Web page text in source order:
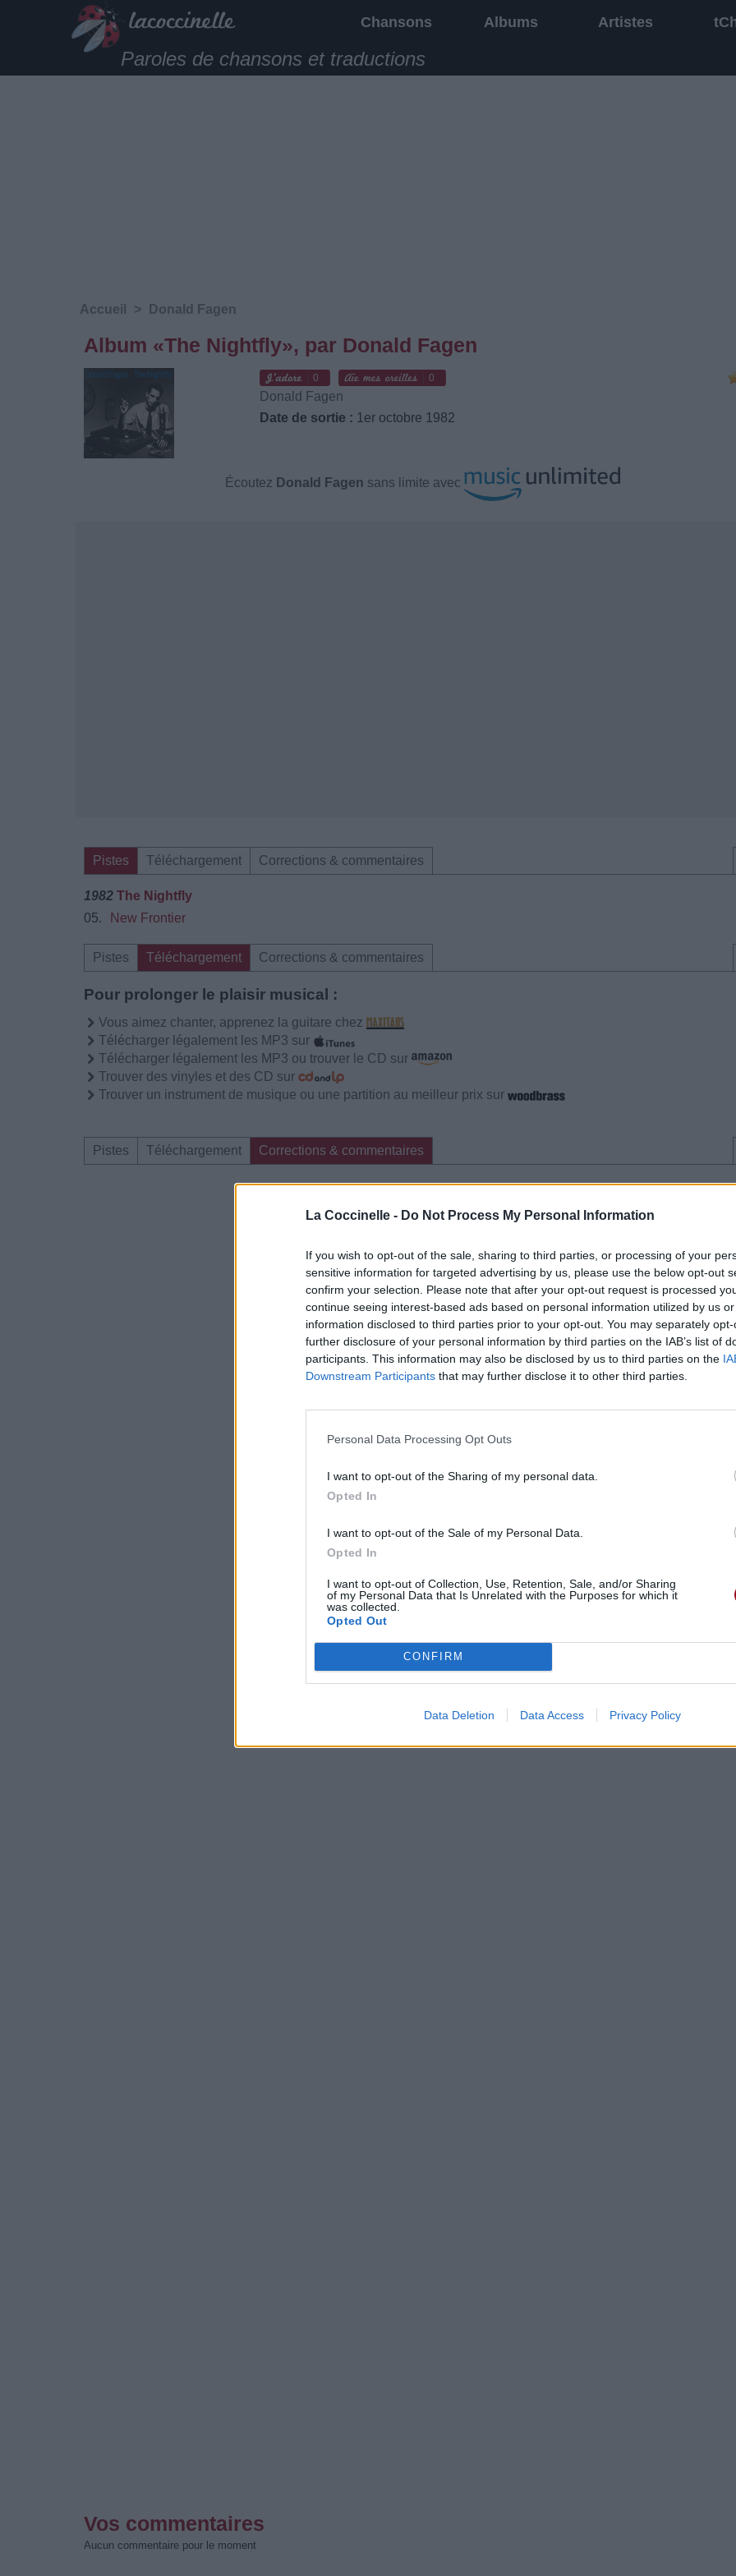
La Coccinelle - Do Not Process My Personal Information
If you wish to opt-out of the sale, sharing to third parties, or processing of your
sensitive information for targeted advertising by us, please use the below opt-out
confirm your selection. Please note that after your opt-out request is processed
continue seeing interest-based ads based on personal information utilized by us
information disclosed to third parties prior to your opt-out. You may separately
further disclosure of your personal information by third parties on the IAB’s list of
participants. This information may also be disclosed by us to third parties on the
Downstream Participants that may further disclose it to other third parties.
Personal Data Processing Opt Outs
I want to opt-out of the Sharing of my personal data.
Opted In
I want to opt-out of the Sale of my Personal Data.
Opted In
I want to opt-out of Collection, Use, Retention, Sale, and/or Sharing
of my Personal Data that Is Unrelated with the Purposes for which it
was collected.
Opted Out
CONFIRM
Data Deletion Data Access Privacy Policy
Chansons Albums Artistes
Paroles de chansons et traductions
Accueil > Donald Fagen
Album «The Nightfly», par Donald Fagen
0 0
Donald Fagen
Date de sortie : 1er octobre 1982
Écoutez Donald Fagen sans limite avec
Pistes Téléchargement Corrections & commentaires
1982 The Nightfly
05.
New Frontier
Pistes Téléchargement Corrections & commentaires
Pour prolonger le plaisir musical :
Vous aimez chanter, apprenez la guitare chez
Télécharger légalement les MP3 sur
Télécharger légalement les MP3 ou trouver le CD sur
Trouver des vinyles et des CD sur
Trouver un instrument de musique ou une partition au meilleur prix sur
Pistes Téléchargement Corrections & commentaires
Vos commentaires
Aucun commentaire pour le moment